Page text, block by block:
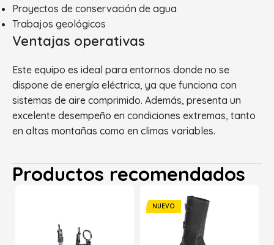
Proyectos de conservación de agua
Trabajos geológicos
Ventajas operativas
Este equipo es ideal para entornos donde no se
dispone de energía eléctrica, ya que funciona con
sistemas de aire comprimido. Además, presenta un
excelente desempeño en condiciones extremas, tanto
en altas montañas como en climas variables.
Productos recomendados
NUEVO